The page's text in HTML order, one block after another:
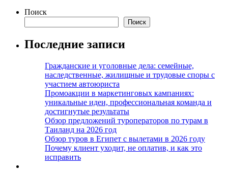
Поиск
Поиск
Последние записи
Гражданские и уголовные дела: семейные,
наследственные, жилищные и трудовые споры с
участием автоюриста
Промоакции в маркетинговых кампаниях:
уникальные идеи, профессиональная команда и
достигнутые результаты
Обзор предложений туроператоров по турам в
Таиланд на 2026 год
Обзор туров в Египет с вылетами в 2026 году
Почему клиент уходит, не оплатив, и как это
исправить